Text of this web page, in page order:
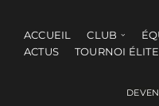
ACCUEIL CLUB
ACTUS
TOURNOI ÉLITE